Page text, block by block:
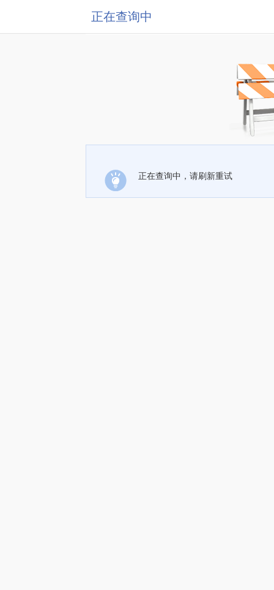
正在查询中
正在查询中，请刷新重试